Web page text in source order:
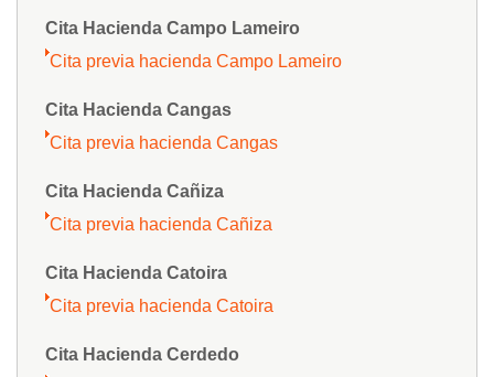
Cita Hacienda Campo Lameiro
Cita previa hacienda Campo Lameiro
Cita Hacienda Cangas
Cita previa hacienda Cangas
Cita Hacienda Cañiza
Cita previa hacienda Cañiza
Cita Hacienda Catoira
Cita previa hacienda Catoira
Cita Hacienda Cerdedo